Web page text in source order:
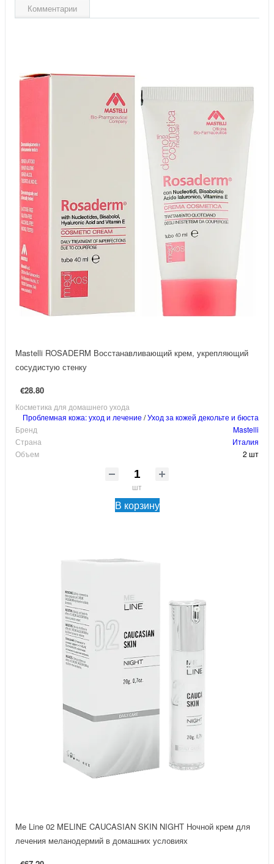
Комментарии
Mastelli ROSADERM Восстанавливающий крем, укрепляющий
сосудистую стенку
€28.80
Косметика для домашнего ухода
Проблемная кожа: уход и лечение /Уход за кожей декольте и бюста
Бренд
Mastelli
Страна
Италия
Объем
2 шт
шт
В корзину
Me Line 02 MELINE CAUCASIAN SKIN NIGHT Ночной крем для
лечения меланодермий в домашних условиях